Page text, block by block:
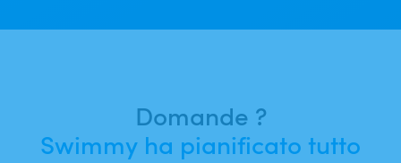
Domande ?
Swimmy ha pianificato tutto